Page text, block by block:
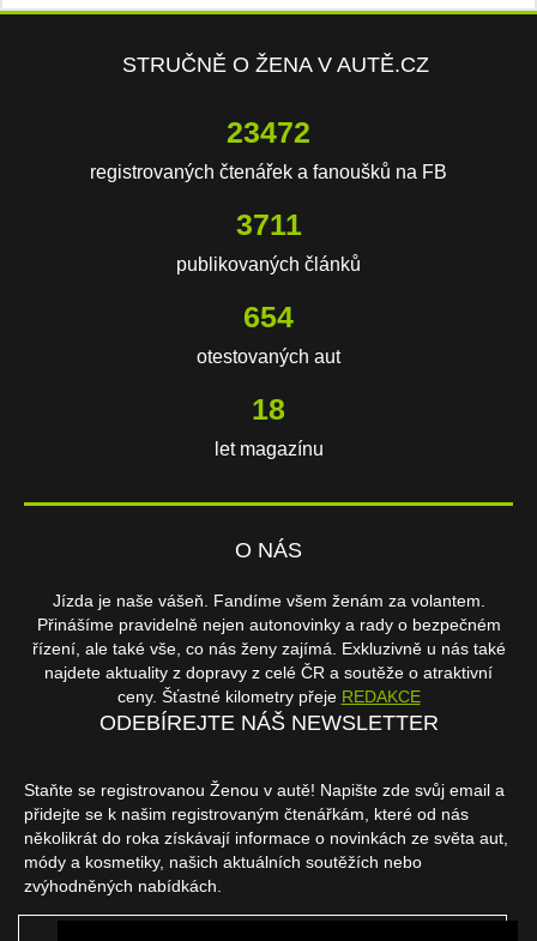
STRUČNĚ O ŽENA V AUTĚ.CZ
23472
registrovaných čtenářek a fanoušků na FB
3711
publikovaných článků
654
otestovaných aut
18
let magazínu
O NÁS
Jízda je naše vášeň. Fandíme všem ženám za volantem.
Přinášíme pravidelně nejen autonovinky a rady o bezpečném
řízení, ale také vše, co nás ženy zajímá. Exkluzivně u nás také
najdete aktuality z dopravy z celé ČR a soutěže o atraktivní
ceny. Šťastné kilometry přeje REDAKCE
ODEBÍREJTE NÁŠ NEWSLETTER
Staňte se registrovanou Ženou v autě! Napište zde svůj email a
přidejte se k našim registrovaným čtenářkám, které od nás
několikrát do roka získávají informace o novinkách ze světa aut,
módy a kosmetiky, našich aktuálních soutěžích nebo
zvýhodněných nabídkách.